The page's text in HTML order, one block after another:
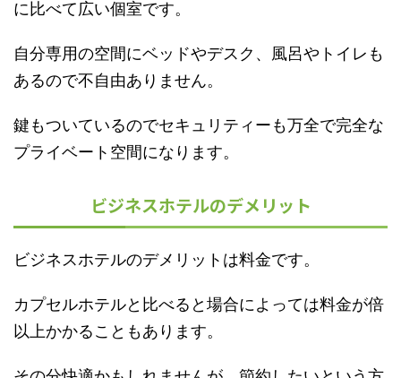
に比べて広い個室です。
自分専用の空間にベッドやデスク、風呂やトイレも
あるので不自由ありません。
鍵もついているのでセキュリティーも万全で完全な
プライベート空間になります。
ビジネスホテルのデメリット
ビジネスホテルのデメリットは料金です。
カプセルホテルと比べると場合によっては料金が倍
以上かかることもあります。